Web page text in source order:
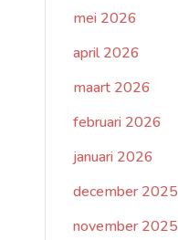
mei 2026
april 2026
maart 2026
februari 2026
januari 2026
december 2025
november 2025